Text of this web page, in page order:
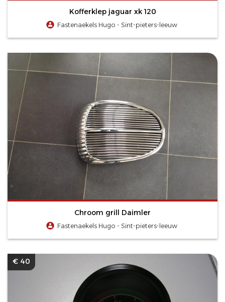
Kofferklep jaguar xk 120
Fastenaekels Hugo - Sint-pieters-leeuw
Chroom grill Daimler
Fastenaekels Hugo - Sint-pieters-leeuw
€ 40